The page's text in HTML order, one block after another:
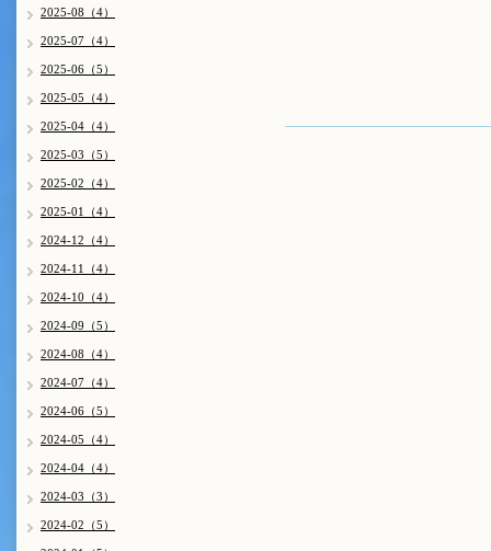
2025-08（4）
2025-07（4）
2025-06（5）
2025-05（4）
2025-04（4）
2025-03（5）
2025-02（4）
2025-01（4）
2024-12（4）
2024-11（4）
2024-10（4）
2024-09（5）
2024-08（4）
2024-07（4）
2024-06（5）
2024-05（4）
2024-04（4）
2024-03（3）
2024-02（5）